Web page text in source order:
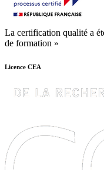
La certification qualité a
de formation »
Licence CEA